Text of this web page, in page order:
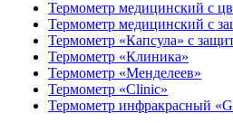
Термометр медицинский с
Термометр медицинский с
Термометр «Капсула» с
Термометр «Клиника»
Термометр «Менделеев»
Термометр «Clinic»
Термометр инфракрасный